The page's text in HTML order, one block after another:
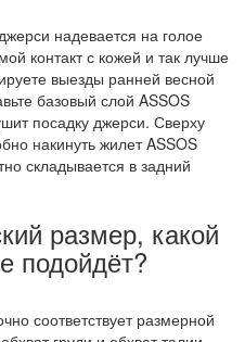
надевается на голое
контакт с кожей и так лучше
выезды ранней весной
базовый слой ASSOS
посадку джерси. Сверху
накинуть жилет ASSOS
складывается в задний
размер, какой
подойдёт?
соответствует размерной